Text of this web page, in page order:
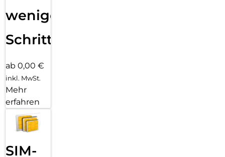
wenigen
Schritten
ab 0,00 €
inkl. MwSt.
Mehr
erfahren
SIM-